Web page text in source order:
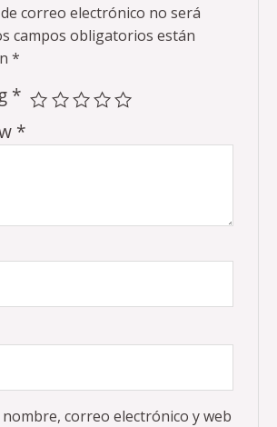
correo electrónico no será
campos obligatorios están
*
*
*
correo electrónico y web